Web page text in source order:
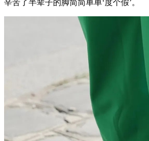
辛苦了半辈子的脚简简单单‘度个假’。